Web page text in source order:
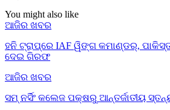
You might also like
ଆଜିର ଖବର
ହନି ଟ୍ରାପ୍‌ରେ IAF ୱିଙ୍ଗ କମାଣ୍ଡର୍,
ଦେଇ ଗିରଫ
ଆଜିର ଖବର
ସମ୍ ନର୍ସିଂ କଲେଜ ପକ୍ଷରୁ ଆନ୍ତର୍ଜାତୀୟ